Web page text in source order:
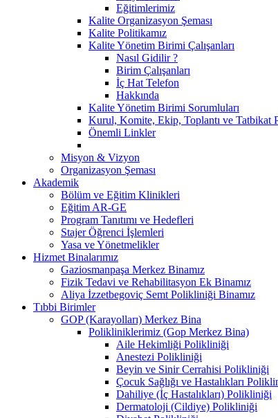
Eğitimlerimiz
Kalite Organizasyon Şeması
Kalite Politikamız
Kalite Yönetim Birimi Çalışanları
Nasıl Gidilir ?
Birim Çalışanları
İç Hat Telefon
Hakkında
Kalite Yönetim Birimi Sorumluları
Kurul, Komite, Ekip, Toplantı ve Tatbikat
Önemli Linkler
Misyon & Vizyon
Organizasyon Şeması
Akademik
Bölüm ve Eğitim Klinikleri
Eğitim AR-GE
Program Tanıtımı ve Hedefleri
Stajer Öğrenci İşlemleri
Yasa ve Yönetmelikler
Hizmet Binalarımız
Gaziosmanpaşa Merkez Binamız
Fizik Tedavi ve Rehabilitasyon Ek Binamız
Aliya İzzetbegoviç Semt Polikliniği Binamız
Tıbbi Birimler
GOP (Karayolları) Merkez Bina
Polikliniklerimiz (Gop Merkez Bina)
Aile Hekimliği Polikliniği
Anestezi Polikliniği
Beyin ve Sinir Cerrahisi Polikliniği
Çocuk Sağlığı ve Hastalıkları
Dahiliye (İç Hastalıkları) Polikliniği
Dermatoloji (Cildiye) Polikliniği